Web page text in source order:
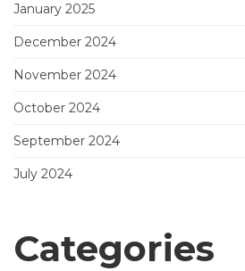
January 2025
December 2024
November 2024
October 2024
September 2024
July 2024
Categories